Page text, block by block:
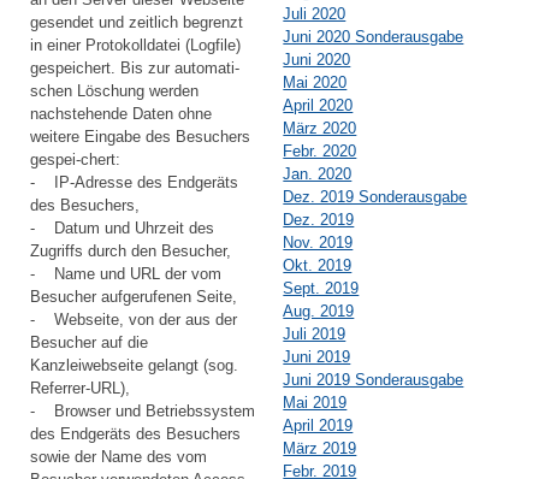
gesendet und zeitlich begrenzt
in einer Protokolldatei (Logfile)
gespeichert. Bis zur automati-
schen Löschung werden
nachstehende Daten ohne
weitere Eingabe des Besuchers
gespei-chert:
- IP-Adresse des Endgeräts
des Besuchers,
- Datum und Uhrzeit des
Zugriffs durch den Besucher,
- Name und URL der vom
Besucher aufgerufenen Seite,
- Webseite, von der aus der
Besucher auf die
Kanzleiwebseite gelangt (sog.
Referrer-URL),
- Browser und Betriebssystem
des Endgeräts des Besuchers
sowie der Name des vom
Juli 2020
Juni 2020 Sonderausgabe
Juni 2020
Mai 2020
April 2020
März 2020
Febr. 2020
Jan. 2020
Dez. 2019 Sonderausgabe
Dez. 2019
Nov. 2019
Okt. 2019
Sept. 2019
Aug. 2019
Juli 2019
Juni 2019
Juni 2019 Sonderausgabe
Mai 2019
April 2019
März 2019
Febr. 2019